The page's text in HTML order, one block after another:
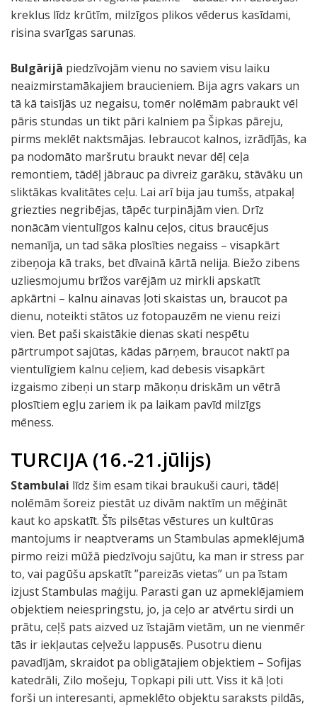
kreklus līdz krūtīm, milzīgos plikos vēderus kasīdami,
risina svarīgas sarunas.
Bulgārijā piedzīvojām vienu no saviem visu laiku
neaizmirstamākajiem braucieniem. Bija agrs vakars un
tā kā taisījās uz negaisu, tomēr nolēmām pabraukt vēl
pāris stundas un tikt pāri kalniem pa Šipkas pāreju,
pirms meklēt naktsmājas. Iebraucot kalnos, izrādījās, ka
pa nodomāto maršrutu braukt nevar dēļ ceļa
remontiem, tādēļ jābrauc pa divreiz garāku, stāvāku un
sliktākas kvalitātes ceļu. Lai arī bija jau tumšs, atpakaļ
griezties negribējas, tāpēc turpinājām vien. Drīz
nonācām vientulīgos kalnu ceļos, citus braucējus
nemanīja, un tad sāka plosīties negaiss – visapkārt
zibeņoja kā traks, bet dīvainā kārtā nelija. Biežo zibens
uzliesmojumu brīžos varējām uz mirkli apskatīt
apkārtni – kalnu ainavas ļoti skaistas un, braucot pa
dienu, noteikti stātos uz fotopauzēm ne vienu reizi
vien. Bet paši skaistākie dienas skati nespētu
pārtrumpot sajūtas, kādas pārņem, braucot naktī pa
vientulīgiem kalnu ceļiem, kad debesis visapkārt
izgaismo zibeņi un starp mākoņu driskām un vētrā
plosītiem egļu zariem ik pa laikam pavīd milzīgs
mēness.
TURCIJA (16.-21.jūlijs)
Stambulai līdz šim esam tikai braukuši cauri, tādēļ
nolēmām šoreiz piestāt uz divām naktīm un mēģināt
kaut ko apskatīt. Šīs pilsētas vēstures un kultūras
mantojums ir neaptverams un Stambulas apmeklējumā
pirmo reizi mūžā piedzīvoju sajūtu, ka man ir stress par
to, vai pagūšu apskatīt ”pareizās vietas” un pa īstam
izjust Stambulas maģiju. Parasti gan uz apmeklējamiem
objektiem neiespringstu, jo, ja ceļo ar atvērtu sirdi un
prātu, ceļš pats aizved uz īstajām vietām, un ne vienmēr
tās ir iekļautas ceļvežu lappusēs. Pusotru dienu
pavadījām, skraidot pa obligātajiem objektiem – Sofijas
katedrāli, Zilo mošeju, Topkapi pili utt. Viss it kā ļoti
forši un interesanti, apmeklēto objektu saraksts pildās,